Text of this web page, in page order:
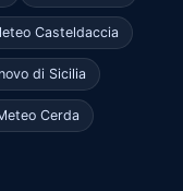
Casteldaccia
di Sicilia
Cerda